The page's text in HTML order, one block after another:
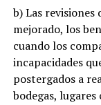
b) Las revisiones
mejorado, los
cuando los
incapacidades
postergados a
bodegas,